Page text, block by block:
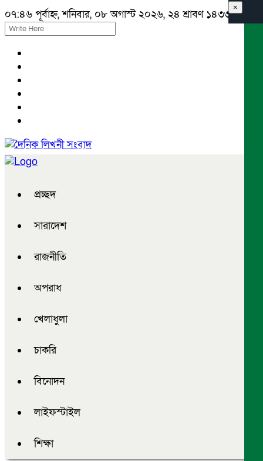
০৭:৪৬ পূর্বাহ্ন, শনিবার, ০৮ অগাস্ট ২০২৬, ২৪ শ্রাবণ ১৪৩৩ বঙ্গাব্দ
প্রচ্ছদ
সারাদেশ
রাজনীতি
অপরাধ
খেলাধুলা
চাকরি
বিনোদন
লাইফস্টাইল
শিক্ষা
×